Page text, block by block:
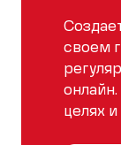
своем
целях